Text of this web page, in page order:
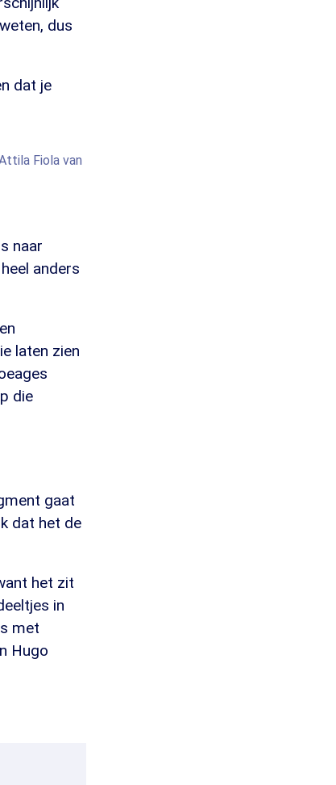
dus
dat je
Fiola van Hongarije
naar
anders
laten zien
die
gaat
dat het de
het zit
in
met
Hugo